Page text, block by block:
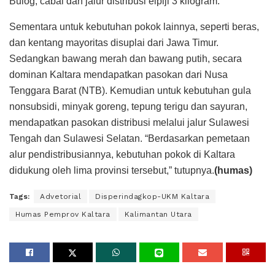
Sementara untuk kebutuhan pokok lainnya, seperti beras,
dan kentang mayoritas disuplai dari Jawa Timur.
Sedangkan bawang merah dan bawang putih, secara
dominan Kaltara mendapatkan pasokan dari Nusa
Tenggara Barat (NTB). Kemudian untuk kebutuhan gula
nonsubsidi, minyak goreng, tepung terigu dan sayuran,
mendapatkan pasokan distribusi melalui jalur Sulawesi
Tengah dan Sulawesi Selatan. “Berdasarkan pemetaan
alur pendistribusiannya, kebutuhan pokok di Kaltara
didukung oleh lima provinsi tersebut,” tutupnya.(humas)
Tags: Advetorial Disperindagkop-UKM Kaltara
Humas Pemprov Kaltara Kalimantan Utara